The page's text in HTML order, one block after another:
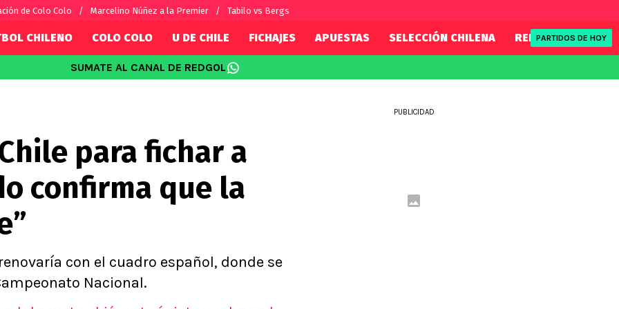
de Colo Colo Marcelino Núñez a la Premier Tabilo vs Bergs
por el mundo
Fútbol Argentino
Fútbol Brasileño
Conference League
Ligue 1
Premier League
Serie A
CHILENO COLO COLO U DE CHILE FICHAJES APUESTAS SELECCIÓN CHILENA REDSPORT
PARTIDOS DE HOY
SUMATE AL CANAL DE REDGOL
para fichar a
confirma que la
con el cuadro español, donde se
Nacional.
PUBLICIDAD